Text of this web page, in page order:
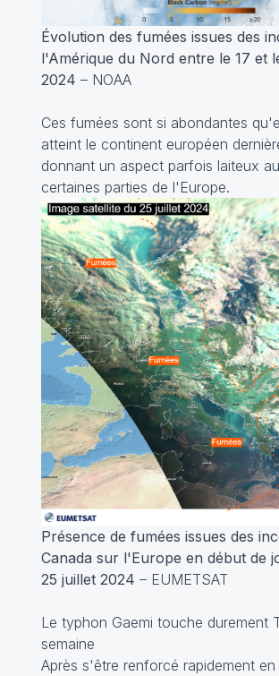
Évolution des fumées issues des
l'Amérique du Nord entre le 17 et
2024 – NOAA
Ces fumées sont si abondantes
atteint le continent européen
donnant un aspect parfois laiteux
certaines parties de l'Europe.
Présence de fumées issues des
Canada sur l'Europe en début de
25 juillet 2024 – EUMETSAT
Le typhon Gaemi touche durement
semaine
Après s'être renforcé rapidement en